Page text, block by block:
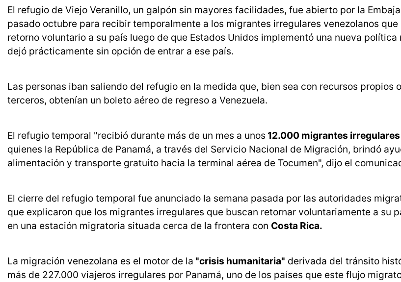
El refugio de Viejo Veranillo, un galpón sin mayores facilidades, fue abierto por la
pasado octubre para recibir temporalmente a los migrantes irregulares venezolanos que
retorno voluntario a su país luego de que Estados Unidos implementó una nueva
dejó prácticamente sin opción de entrar a ese país.
Las personas iban saliendo del refugio en la medida que, bien sea con recursos propios
terceros, obtenían un boleto aéreo de regreso a Venezuela.
El refugio temporal "recibió durante más de un mes a unos 12.000 migrantes
quienes la República de Panamá, a través del Servicio Nacional de Migración, brindó
alimentación y transporte gratuito hacia la terminal aérea de Tocumen", dijo el
El cierre del refugio temporal fue anunciado la semana pasada por las autoridades
que explicaron que los migrantes irregulares que buscan retornar voluntariamente a su
en una estación migratoria situada cerca de la frontera con Costa Rica.
La migración venezolana es el motor de la "crisis humanitaria" derivada del tránsito
más de 227.000 viajeros irregulares por Panamá, uno de los países que este flujo